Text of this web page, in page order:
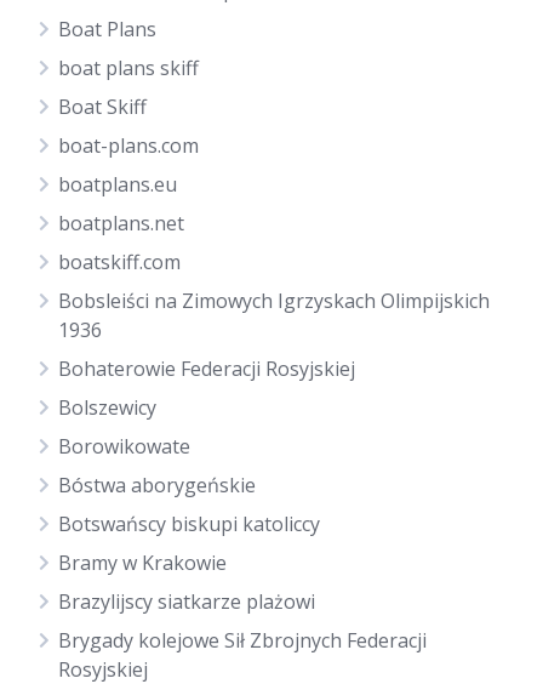
Boat Plans
boat plans skiff
Boat Skiff
boat-plans.com
boatplans.eu
boatplans.net
boatskiff.com
Bobsleiści na Zimowych Igrzyskach Olimpijskich
1936
Bohaterowie Federacji Rosyjskiej
Bolszewicy
Borowikowate
Bóstwa aborygeńskie
Botswańscy biskupi katoliccy
Bramy w Krakowie
Brazylijscy siatkarze plażowi
Brygady kolejowe Sił Zbrojnych Federacji
Rosyjskiej